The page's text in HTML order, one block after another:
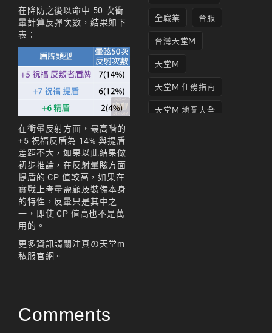
在降防之後以命中 50 次衝
暈計算反彈次數，結果如下
表：
在衝暈反射方面，最高階的
+5 祝福反盾為 14% 與提盾
差距不大，如果以此結果做
初步推論，在反射暈眩方面
提盾的 CP 值較高，如果在
實戰上考量需顧及裝備本身
的特性，反暈只是其中之
一，即使 CP 值高也不是萬
用的。
更多資訊請關注真の天堂m
私服官網 。
Comments
全職業 台服
台灣天堂M
天堂M
天堂M 任務指南
天堂M 地圖大全